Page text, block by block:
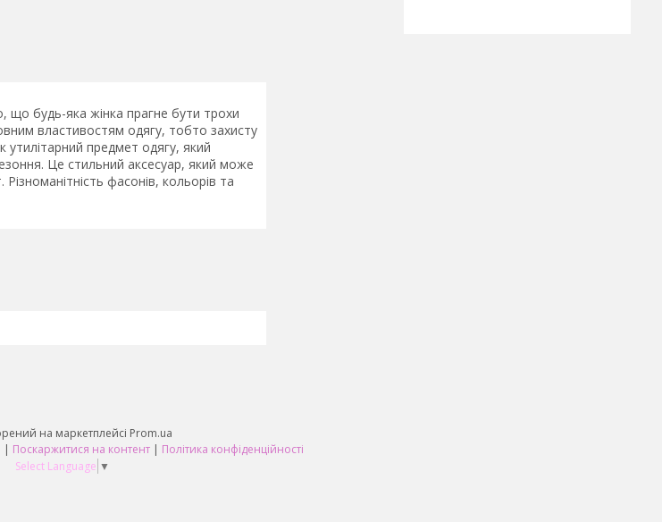
будь-яка жінка прагне бути трохи
властивостям одягу, тобто захисту
утилітарний предмет одягу, який
Це стильний аксесуар, який може
фасонів, кольорів та
на маркетплейсі Prom.ua
Fantastic Girl - Косметика для душі! | Поскаржитися на контент | Політика конфіденційності
Select Language ▼